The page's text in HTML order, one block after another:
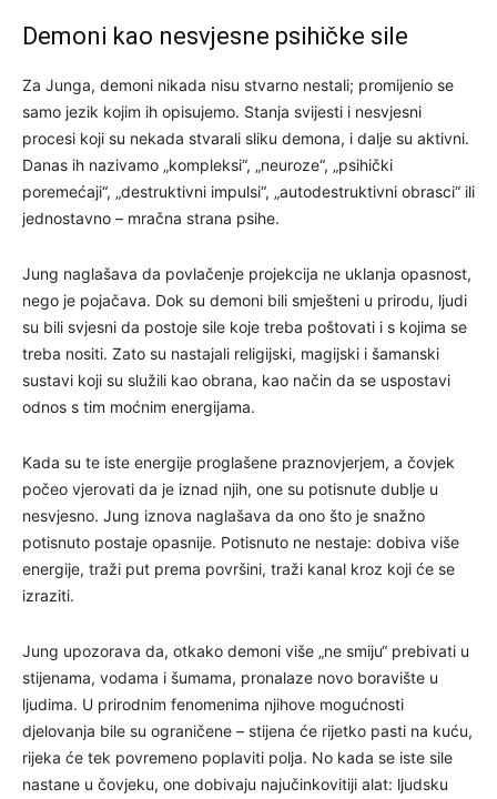
Demoni kao nesvjesne psihičke sile
Za Junga, demoni nikada nisu stvarno nestali; promijenio se
samo jezik kojim ih opisujemo. Stanja svijesti i nesvjesni
procesi koji su nekada stvarali sliku demona, i dalje su aktivni.
Danas ih nazivamo „kompleksi“, „neuroze“, „psihički
poremećaji“, „destruktivni impulsi“, „autodestruktivni obrasci“ ili
jednostavno – mračna strana psihe.
Jung naglašava da povlačenje projekcija ne uklanja opasnost,
nego je pojačava. Dok su demoni bili smješteni u prirodu, ljudi
su bili svjesni da postoje sile koje treba poštovati i s kojima se
treba nositi. Zato su nastajali religijski, magijski i šamanski
sustavi koji su služili kao obrana, kao način da se uspostavi
odnos s tim moćnim energijama.
Kada su te iste energije proglašene praznovjerjem, a čovjek
počeo vjerovati da je iznad njih, one su potisnute dublje u
nesvjesno. Jung iznova naglašava da ono što je snažno
potisnuto postaje opasnije. Potisnuto ne nestaje: dobiva više
energije, traži put prema površini, traži kanal kroz koji će se
izraziti.
Jung upozorava da, otkako demoni više „ne smiju“ prebivati u
stijenama, vodama i šumama, pronalaze novo boravište u
ljudima. U prirodnim fenomenima njihove mogućnosti
djelovanja bile su ograničene – stijena će rijetko pasti na kuću,
rijeka će tek povremeno poplaviti polja. No kada se iste sile
nastane u čovjeku, one dobivaju najučinkovitiji alat: ljudsku